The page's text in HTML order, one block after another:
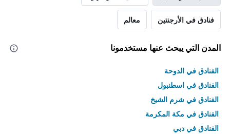
فنادق في الأرجنتين معالم
المدن التي يبحث عنها مستخدمونا
الفنادق في الدوحة
الفنادق في اسطنبول
الفنادق في شرم الشيخ
الفنادق في مكة المكرمة
الفنادق في دبي